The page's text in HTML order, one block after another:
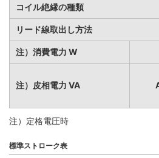
コイル絶縁の種類
リード線取出し方法
注）消費電力 W
注）皮相電力 VA
注）定格電圧時
標準ストローク表